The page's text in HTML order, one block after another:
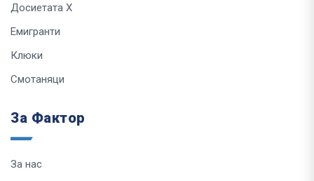
Досиетата Х
Емигранти
Клюки
Смотаняци
За Фактор
За нас